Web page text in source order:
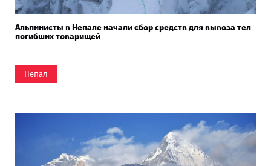
Альпинисты в Непале начали сбор средств для вывоза тел
погибших товарищей
Непал